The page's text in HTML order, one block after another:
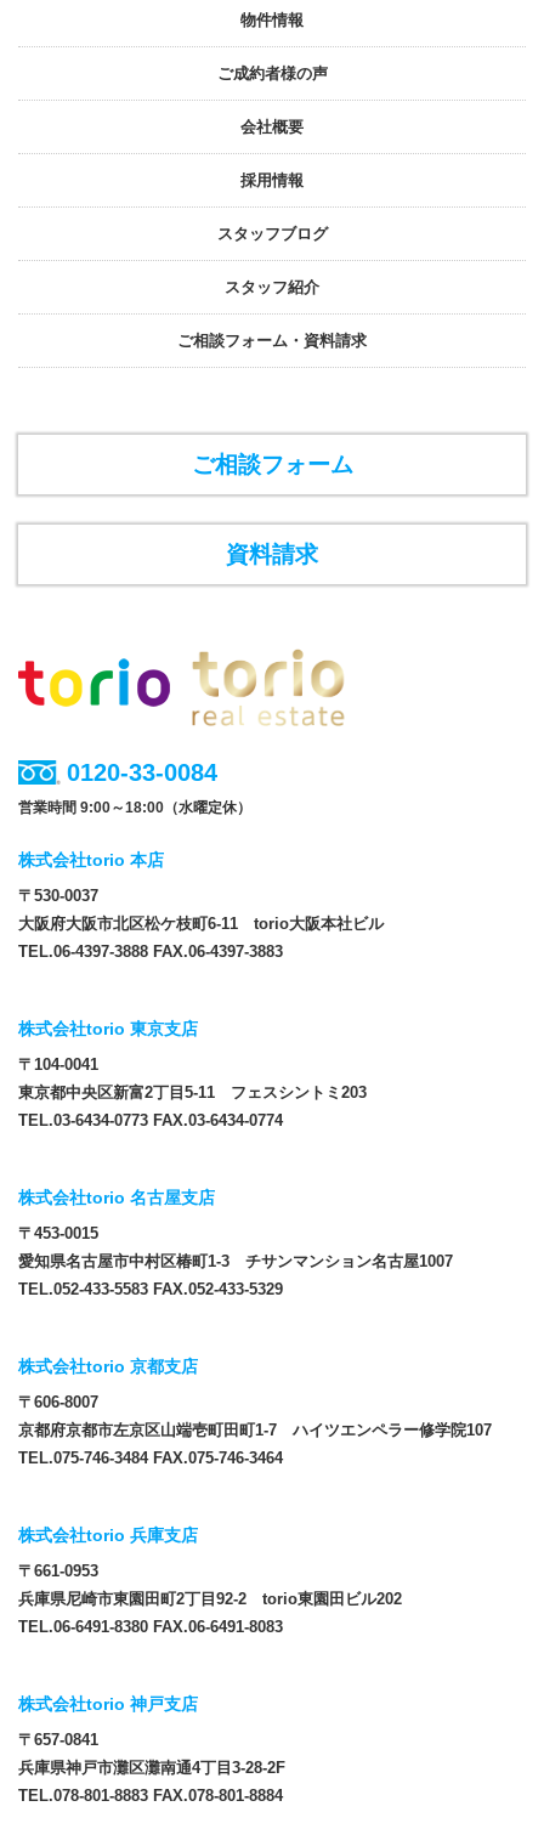
物件情報
ご成約者様の声
会社概要
採⽤情報
スタッフブログ
スタッフ紹介
ご相談フォーム・資料請求
ご相談フォーム
資料請求
0120-33-0084
営業時間 9:00～18:00（水曜定休）
株式会社torio 本店
〒530-0037
大阪府大阪市北区松ケ枝町6-11 torio大阪本社ビル
TEL.06-4397-3888 FAX.06-4397-3883
株式会社torio 東京支店
〒104-0041
東京都中央区新富2丁目5-11 フェスシントミ203
TEL.03-6434-0773 FAX.03-6434-0774
株式会社torio 名古屋支店
〒453-0015
愛知県名古屋市中村区椿町1-3 チサンマンション名古屋1007
TEL.052-433-5583 FAX.052-433-5329
株式会社torio 京都支店
〒606-8007
京都府京都市左京区山端壱町田町1-7 ハイツエンペラー修学院107
TEL.075-746-3484 FAX.075-746-3464
株式会社torio 兵庫支店
〒661-0953
兵庫県尼崎市東園田町2丁目92-2 torio東園田ビル202
TEL.06-6491-8380 FAX.06-6491-8083
株式会社torio 神戸支店
〒657-0841
兵庫県神戸市灘区灘南通4丁目3-28-2F
TEL.078-801-8883 FAX.078-801-8884